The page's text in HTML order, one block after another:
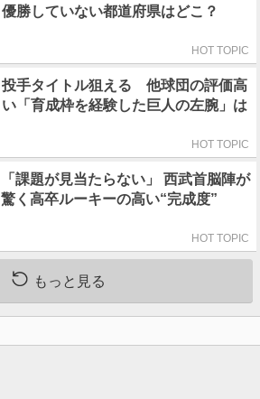
優勝していない都道府県はどこ？
HOT TOPIC
投手タイトル狙える 他球団の評価高
い「育成枠を経験した巨人の左腕」は
HOT TOPIC
「課題が見当たらない」 西武首脳陣が
驚く高卒ルーキーの高い“完成度”
HOT TOPIC
もっと見る